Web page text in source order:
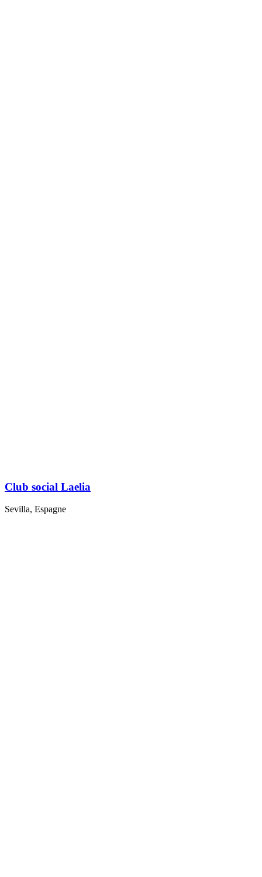
Club social Laelia
Sevilla, Espagne